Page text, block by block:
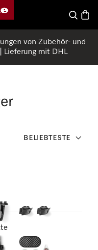
Suche
von Zubehör- und
Lieferung mit DHL
BELIEBTESTE